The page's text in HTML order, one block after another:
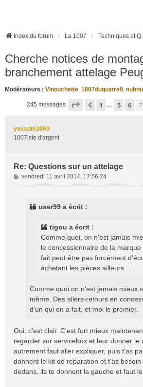
Index du forum La 1007
Cherche notices de
branchement attelage
Modérateurs : Vinouchette, 1007duquatre9,
245 messages Page sur10
Précédente
1 … 5 6 7
yvesdm3000
1007iste d'argent
Re: Questions sur un attelage
M
e
vendredi 11 avril 2014, 17:56:24
user99 a écrit :
tigou a écrit :
Comme quoi, on n'est jamais
le concessionnaire de la
fait peut être pas forcément
achetant les pièces ailleurs .....
Comme quoi on n'est jamais mieux
même. Des allers-retours en
d'un qui en a fait, et moi le premier.
Oui, c'est clair. C'est fort mieux
regarder sur servicebox et leur donner le
autrement faut aller expliquer, puis t'as
donnent le kit de reparation et t'as
dedans, ils te donnent la gauche et faut le